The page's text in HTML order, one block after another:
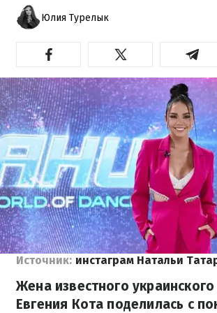
Юлия Турелык
Источник: инстаграм Натальи
Жена известного
Евгения Кота поделилась с